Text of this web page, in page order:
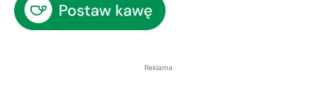
Reklama